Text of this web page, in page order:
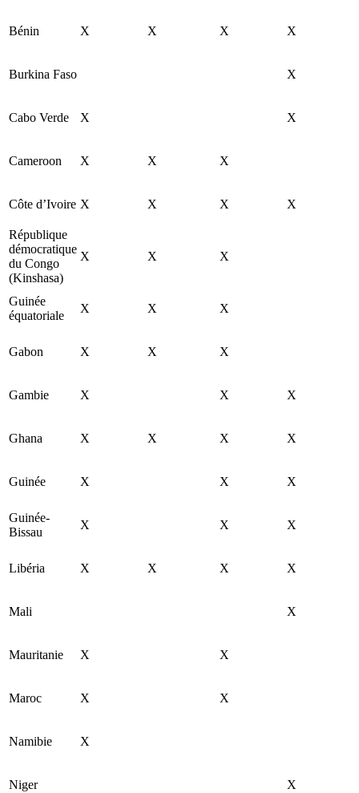
Bénin X X X X
Burkina Faso X
Cabo Verde X X
Cameroon X X X
Côte d’Ivoire X X X X
République
démocratique
du Congo
(Kinshasa)
X X X
Guinée
équatoriale
X X X
Gabon X X X
Gambie X X X
Ghana X X X X
Guinée X X X
Guinée-
Bissau
X X X
Libéria X X X X
Mali X
Mauritanie X X
Maroc X X
Namibie X
Niger X